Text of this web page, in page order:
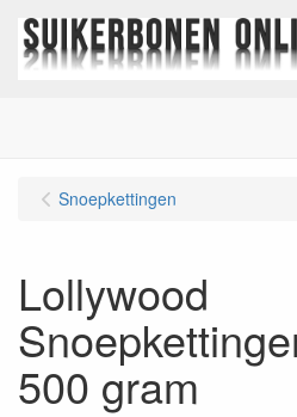
Snoepkettingen
Lollywood
500 gram